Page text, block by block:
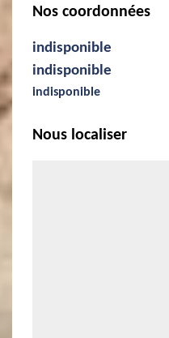
Nos coordonnées
indisponible
indisponible
indisponible
Nous localiser